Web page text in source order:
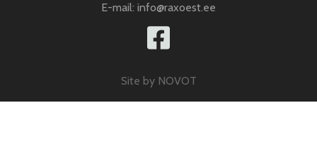
E-mail: info@raxoest.ee
Site by NOVOT